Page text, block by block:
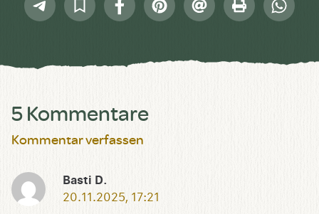
Telegram
In
Sammlung
FacebookPinterest
E-
Mail
Drucken
5 Kommentare
Kommentar verfassen
Basti D.
20.11.2025, 17:21